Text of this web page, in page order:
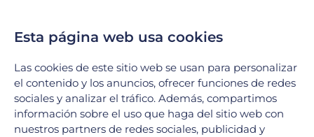
Servicios
Urgencias
Laboratorio Clínico
Laboratorio de Biología Molecular
Hospitalización
Esta página web usa cookies
Las cookies de este sitio web se usan para personalizar
el contenido y los anuncios, ofrecer funciones de redes
sociales y analizar el tráfico. Además, compartimos
información sobre el uso que haga del sitio web con
nuestros partners de redes sociales, publicidad y